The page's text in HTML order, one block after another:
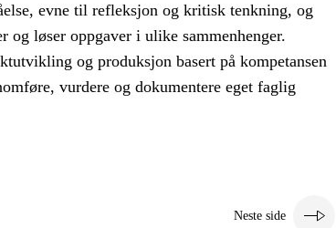
evne til refleksjon og kritisk tenkning, og
og løser oppgaver i ulike sammenhenger.
og produksjon basert på kompetansen
vurdere og dokumentere eget faglig
Neste side